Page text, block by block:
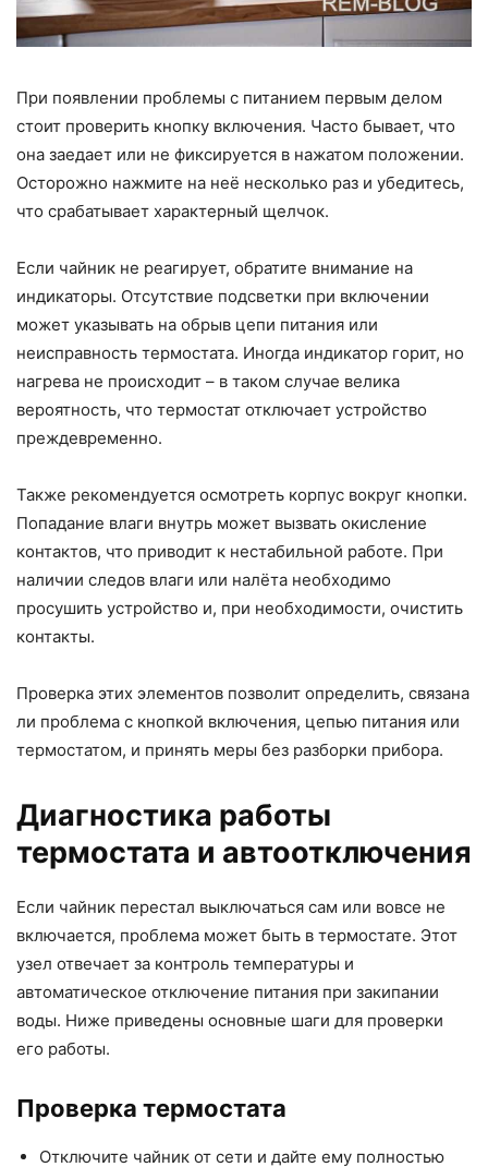
При появлении проблемы с питанием первым делом
стоит проверить кнопку включения. Часто бывает, что
она заедает или не фиксируется в нажатом положении.
Осторожно нажмите на неё несколько раз и убедитесь,
что срабатывает характерный щелчок.
Если чайник не реагирует, обратите внимание на
индикаторы. Отсутствие подсветки при включении
может указывать на обрыв цепи питания или
неисправность термостата. Иногда индикатор горит, но
нагрева не происходит – в таком случае велика
вероятность, что термостат отключает устройство
преждевременно.
Также рекомендуется осмотреть корпус вокруг кнопки.
Попадание влаги внутрь может вызвать окисление
контактов, что приводит к нестабильной работе. При
наличии следов влаги или налёта необходимо
просушить устройство и, при необходимости, очистить
контакты.
Проверка этих элементов позволит определить, связана
ли проблема с кнопкой включения, цепью питания или
термостатом, и принять меры без разборки прибора.
Диагностика работы
термостата и автоотключения
Если чайник перестал выключаться сам или вовсе не
включается, проблема может быть в термостате. Этот
узел отвечает за контроль температуры и
автоматическое отключение питания при закипании
воды. Ниже приведены основные шаги для проверки
его работы.
Проверка термостата
Отключите чайник от сети и дайте ему полностью